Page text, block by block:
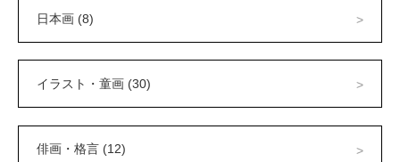
日本画 (8)
イラスト・童画 (30)
俳画・格言 (12)